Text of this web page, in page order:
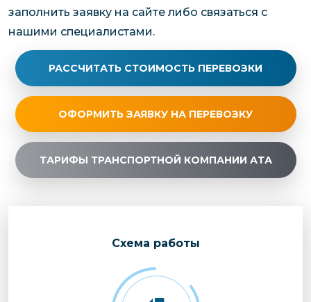
заполнить заявку на сайте либо связаться с
нашими специалистами.
РАССЧИТАТЬ СТОИМОСТЬ ПЕРЕВОЗКИ
ОФОРМИТЬ ЗАЯВКУ НА ПЕРЕВОЗКУ
ТАРИФЫ ТРАНСПОРТНОЙ КОМПАНИИ АТА
Cхема работы